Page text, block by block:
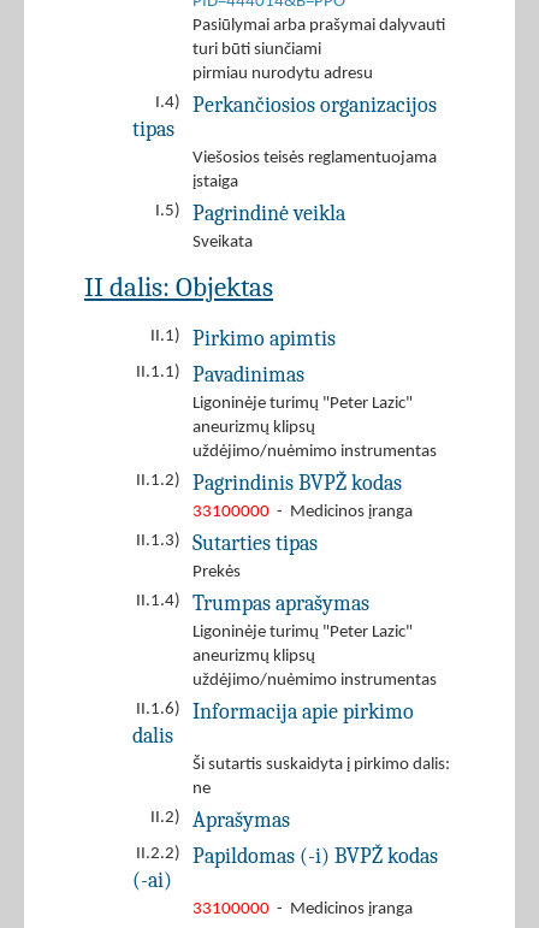
Pasiūlymai arba prašymai dalyvauti
turi būti siunčiami
pirmiau nurodytu adresu
I.4)
Perkančiosios organizacijos
tipas
Viešosios teisės reglamentuojama
įstaiga
I.5)
Pagrindinė veikla
Sveikata
II dalis: Objektas
II.1) Pirkimo apimtis
II.1.1) Pavadinimas
Ligoninėje turimų "Peter Lazic"
aneurizmų klipsų
uždėjimo/nuėmimo instrumentas
II.1.2)
Pagrindinis BVPŽ kodas
33100000 - Medicinos įranga
II.1.3)
Sutarties tipas
Prekės
II.1.4)
Trumpas aprašymas
Ligoninėje turimų "Peter Lazic"
aneurizmų klipsų
uždėjimo/nuėmimo instrumentas
II.1.6)
Informacija apie pirkimo
dalis
Ši sutartis suskaidyta į pirkimo dalis:
ne
II.2)
Aprašymas
II.2.2)
Papildomas (-i) BVPŽ kodas
(-ai)
33100000 - Medicinos įranga